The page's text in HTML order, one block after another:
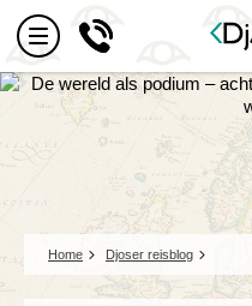
Home Djoser reisblog